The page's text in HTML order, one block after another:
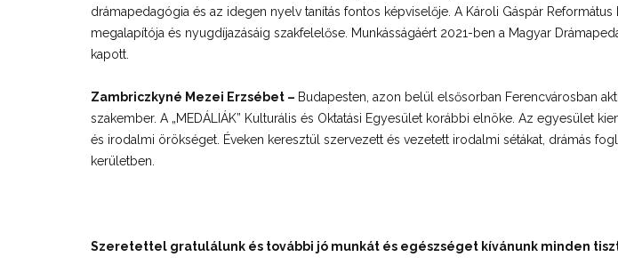
drámapedagógia és az idegen nyelv tanítás fontos képviselője. A Károli Gáspár
megalapítója és nyugdíjazásáig szakfelelőse. Munkásságáért 2021-ben a Magyar
kapott.
Zambriczkyné Mezei Erzsébet – Budapesten, azon belül elsősorban Ferencvárosban
szakember. A „MEDÁLIÁK” Kulturális és Oktatási Egyesület korábbi elnöke. Az egyesület
és irodalmi örökséget. Éveken keresztül szervezett és vezetett irodalmi sétákat, drámás
kerületben.
Szeretettel gratulálunk és további jó munkát és egészséget kívánunk minden